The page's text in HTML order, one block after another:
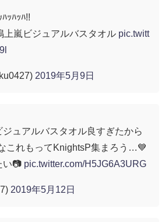
ｯﾊｯﾊ!!
上嵐ビジュアルバスタオル pic.twitt
2019年5月9日
ュアルバスタオル良すぎたから
これもってKnightsP集まろう…💙
い📷 pic.twitter.com/H5JG6A3URG
2019年5月12日